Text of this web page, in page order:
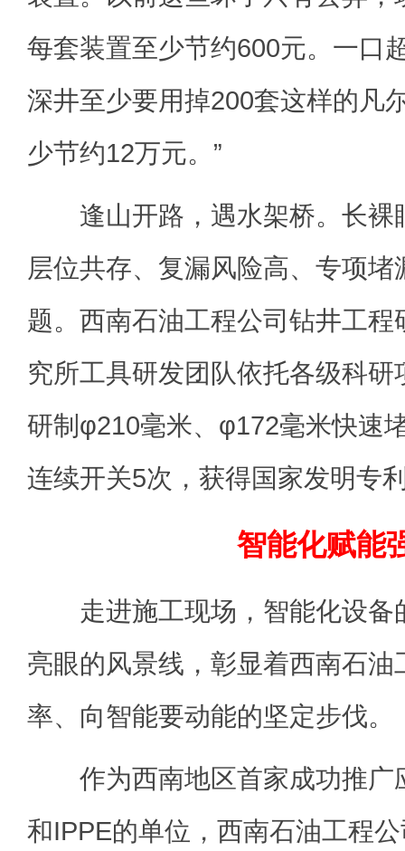
每套装置至少节约600元。一口
深井至少要用掉200套这样的凡
少节约12万元。”
逢山开路，遇水架桥。长裸
层位共存、复漏风险高、专项
题。西南石油工程公司钻井工
究所工具研发团队依托各级科
研制φ210毫米、φ172毫米快速
连续开关5次，获得国家发明专
智能化赋能
走进施工现场，智能化设备
亮眼的风景线，彰显着西南石
率、向智能要动能的坚定步伐。
作为西南地区首家成功推广
和IPPE的单位，西南石油工程